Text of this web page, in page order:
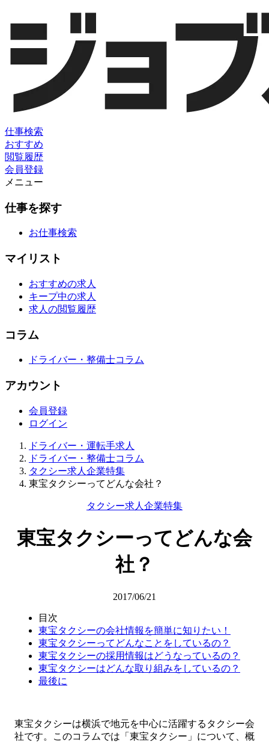
仕事検索
おすすめ
閲覧履歴
会員登録
メニュー
仕事を探す
お仕事検索
マイリスト
おすすめの求人
キープ中の求人
求人の閲覧履歴
コラム
ドライバー・整備士コラム
アカウント
会員登録
ログイン
ドライバー・運転手求人
ドライバー・整備士コラム
タクシー求人企業特集
東宝タクシーってどんな会社？
タクシー求人企業特集
東宝タクシーってどんな会
社？
2017/06/21
目次
東宝タクシーの会社情報を簡単に知りたい！
東宝タクシーってどんなことをしているの？
東宝タクシーの採用情報はどうなっているの？
東宝タクシーはどんな取り組みをしているの？
最後に
東宝タクシーは横浜で地元を中心に活躍するタクシー会
社です。このコラムでは「東宝タクシー」について、概